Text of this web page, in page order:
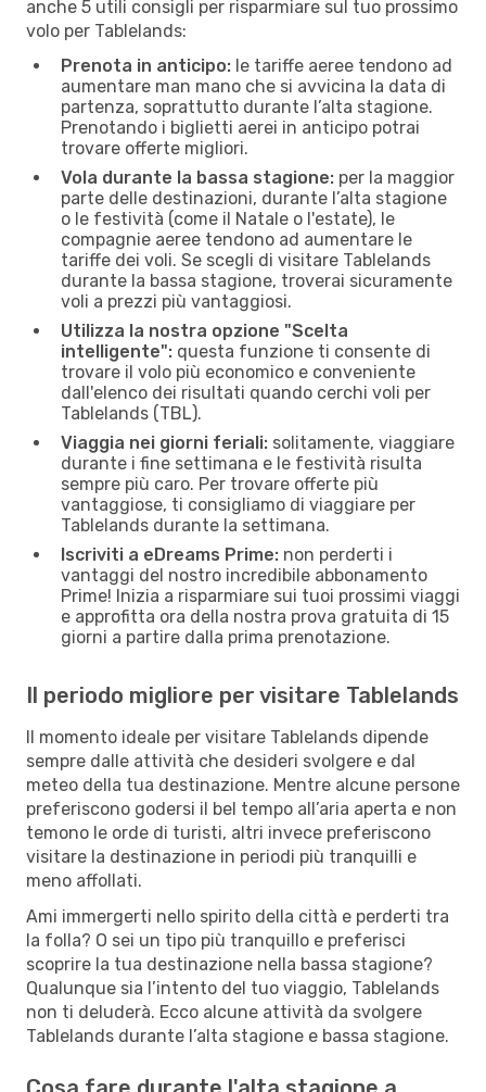
anche 5 utili consigli per risparmiare sul tuo prossimo
volo per Tablelands:
Prenota in anticipo: le tariffe aeree tendono ad
aumentare man mano che si avvicina la data di
partenza, soprattutto durante l’alta stagione.
Prenotando i biglietti aerei in anticipo potrai
trovare offerte migliori.
Vola durante la bassa stagione: per la maggior
parte delle destinazioni, durante l’alta stagione
o le festività (come il Natale o l'estate), le
compagnie aeree tendono ad aumentare le
tariffe dei voli. Se scegli di visitare Tablelands
durante la bassa stagione, troverai sicuramente
voli a prezzi più vantaggiosi.
Utilizza la nostra opzione "Scelta
intelligente": questa funzione ti consente di
trovare il volo più economico e conveniente
dall'elenco dei risultati quando cerchi voli per
Tablelands (TBL).
Viaggia nei giorni feriali: solitamente, viaggiare
durante i fine settimana e le festività risulta
sempre più caro. Per trovare offerte più
vantaggiose, ti consigliamo di viaggiare per
Tablelands durante la settimana.
Iscriviti a eDreams Prime: non perderti i
vantaggi del nostro incredibile abbonamento
Prime! Inizia a risparmiare sui tuoi prossimi viaggi
e approfitta ora della nostra prova gratuita di 15
giorni a partire dalla prima prenotazione.
Il periodo migliore per visitare Tablelands
Il momento ideale per visitare Tablelands dipende
sempre dalle attività che desideri svolgere e dal
meteo della tua destinazione. Mentre alcune persone
preferiscono godersi il bel tempo all’aria aperta e non
temono le orde di turisti, altri invece preferiscono
visitare la destinazione in periodi più tranquilli e
meno affollati.
Ami immergerti nello spirito della città e perderti tra
la folla? O sei un tipo più tranquillo e preferisci
scoprire la tua destinazione nella bassa stagione?
Qualunque sia l’intento del tuo viaggio, Tablelands
non ti deluderà. Ecco alcune attività da svolgere
Tablelands durante l’alta stagione e bassa stagione.